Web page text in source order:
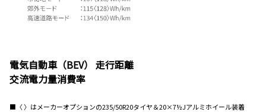
電気自動車（BEV） 走行距離
交流電力量消費率
■〈 〉はメーカーオプションの235/50R20タイヤ＆20×7½Jアルミホイール装着